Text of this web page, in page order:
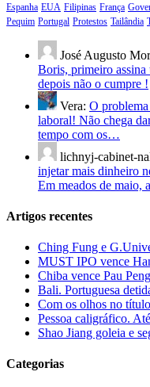
Espanha EUA Filipinas França
Pequim Portugal Protestos Tailândia
José Augusto
Boris, primeiro
depois não o cumpre !
Vera: O
laboral! Não chega
tempo com os…
lichnyj-cabinet-
injetar mais dinheiro
Em meados de maio,
Artigos recentes
Ching Fung e
MUST IPO vence
Chiba vence Pau
Bali. Portuguesa
Com os olhos no
Pessoa caligráfico.
Shao Jiang goleia e
Categorias